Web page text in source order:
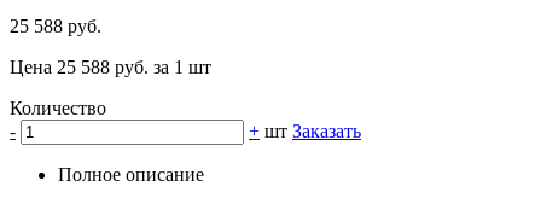
25 588 руб.
Цена 25 588 руб. за 1 шт
Количество
-
+ шт Заказать
Полное описание